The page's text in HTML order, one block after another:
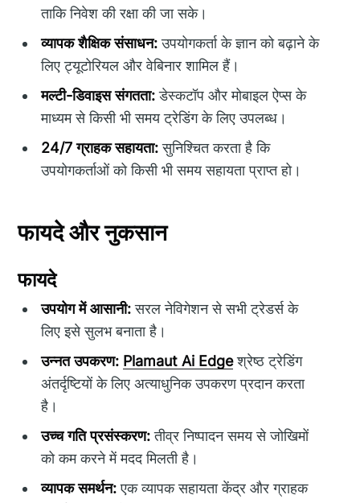
ताकि निवेश की रक्षा की जा सके।
व्यापक शैक्षिक संसाधन:उपयोगकर्ता के ज्ञान को बढ़ाने के
लिए ट्यूटोरियल और वेबिनार शामिल हैं।
मल्टी-डिवाइस संगतता:डेस्कटॉप और मोबाइल ऐप्स के
माध्यम से किसी भी समय ट्रेडिंग के लिए उपलब्ध।
24/7 ग्राहक सहायता:सुनिश्चित करता है कि
उपयोगकर्ताओं को किसी भी समय सहायता प्राप्त हो।
फायदे और नुकसान
फायदे
उपयोग में आसानी:सरल नेविगेशन से सभी ट्रेडर्स के
लिए इसे सुलभ बनाता है।
उन्नत उपकरण: Plamaut Ai Edgeश्रेष्ठ ट्रेडिंग
अंतर्दृष्टियों के लिए अत्याधुनिक उपकरण प्रदान करता
है।
उच्च गति प्रसंस्करण:तीव्र निष्पादन समय से जोखिमों
को कम करने में मदद मिलती है।
व्यापक समर्थन:एक व्यापक सहायता केंद्र और ग्राहक